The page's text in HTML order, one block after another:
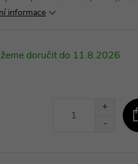
informace
11.8.2026